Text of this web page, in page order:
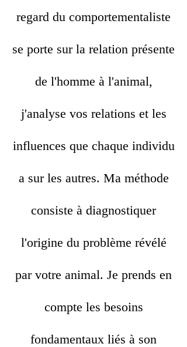
regard du comportementaliste
se porte sur la relation présente
de l'homme à l'animal,
j'analyse vos relations et les
influences que chaque individu
a sur les autres. Ma méthode
consiste à diagnostiquer
l'origine du problème révélé
par votre animal. Je prends en
compte les besoins
fondamentaux liés à son